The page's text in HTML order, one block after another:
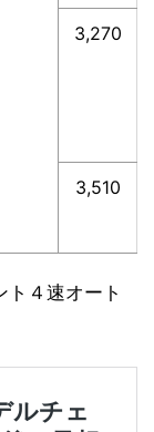
3,270
3,510
４速オート